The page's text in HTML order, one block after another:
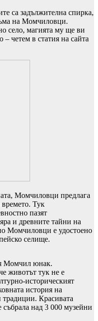
са задължителна спирка,
на Момчиловци.
село, магията му ще ви
– четем в статия на сайта
Момчиловци предлага
Тук
пазят
и древните тайни на
Момчиловци е удостоено
селище.
Момчил юнак.
животът тук не е
историческият
история на
традиции. Красивата
над 3 000 музейни